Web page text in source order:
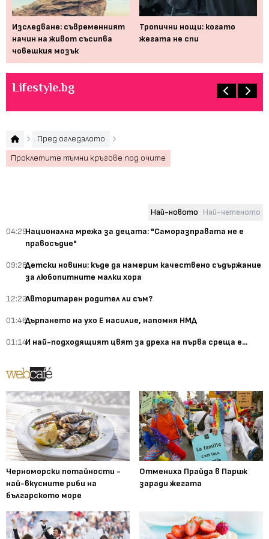
Изследване: съвременният
начин на живот съсипва
човешкия мозък
Тропични нощи: когато
жегата не спи
Lifestyle.bg
Пред огледалото
Проклетите тъмни кръгове под очите
Най-новото Най-четеното
04:29Национална мрежа за децата: "Саморазправата не е
правосъдие"
09:28Детски новини: къде да намерим качествено съдържание
за любопитните малки хора
12:22Авторитарен родител ли съм?
01:46Дърпането на ухо Е насилие, напомня НМД
01:14И най-подходящият цвят за дреха на първа среща е...
Черноморски потайности -
най-вкусните риби на
българското море
Отмениха Прайда в Париж
заради жегата